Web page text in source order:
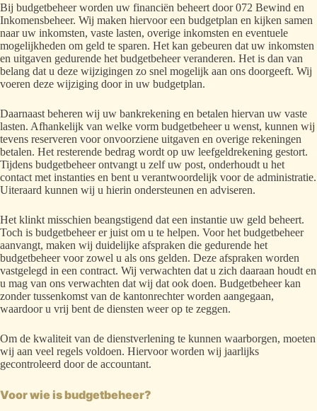
Bij budgetbeheer worden uw financiën beheert door 072 Bewind en
Inkomensbeheer. Wij maken hiervoor een budgetplan en kijken samen
naar uw inkomsten, vaste lasten, overige inkomsten en eventuele
mogelijkheden om geld te sparen. Het kan gebeuren dat uw inkomsten
en uitgaven gedurende het budgetbeheer veranderen. Het is dan van
belang dat u deze wijzigingen zo snel mogelijk aan ons doorgeeft. Wij
voeren deze wijziging door in uw budgetplan.
Daarnaast beheren wij uw bankrekening en betalen hiervan uw vaste
lasten. Afhankelijk van welke vorm budgetbeheer u wenst, kunnen wij
tevens reserveren voor onvoorziene uitgaven en overige rekeningen
betalen. Het resterende bedrag wordt op uw leefgeldrekening gestort.
Tijdens budgetbeheer ontvangt u zelf uw post, onderhoudt u het
contact met instanties en bent u verantwoordelijk voor de administratie.
Uiteraard kunnen wij u hierin ondersteunen en adviseren.
Het klinkt misschien beangstigend dat een instantie uw geld beheert.
Toch is budgetbeheer er juist om u te helpen. Voor het budgetbeheer
aanvangt, maken wij duidelijke afspraken die gedurende het
budgetbeheer voor zowel u als ons gelden. Deze afspraken worden
vastgelegd in een contract. Wij verwachten dat u zich daaraan houdt en
u mag van ons verwachten dat wij dat ook doen. Budgetbeheer kan
zonder tussenkomst van de kantonrechter worden aangegaan,
waardoor u vrij bent de diensten weer op te zeggen.
Om de kwaliteit van de dienstverlening te kunnen waarborgen, moeten
wij aan veel regels voldoen. Hiervoor worden wij jaarlijks
gecontroleerd door de accountant.
Voor wie is budgetbeheer?